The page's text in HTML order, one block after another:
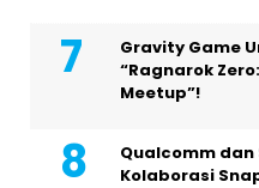
Gravity Game
“Ragnarok
Meetup”!
Qualcomm dan
Kolaborasi